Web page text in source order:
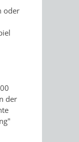
oder
der